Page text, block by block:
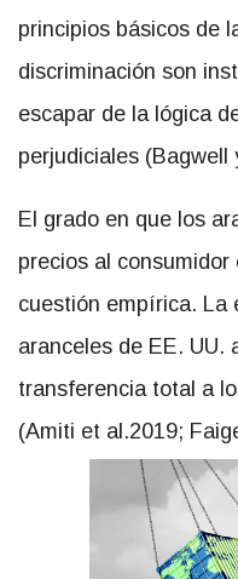
principios básicos de
discriminación son
escapar de la lógica
perjudiciales (Bagwell
El grado en que los
precios al
cuestión empírica. La
aranceles de EE. UU.
transferencia total a
(Amiti et al.2019;